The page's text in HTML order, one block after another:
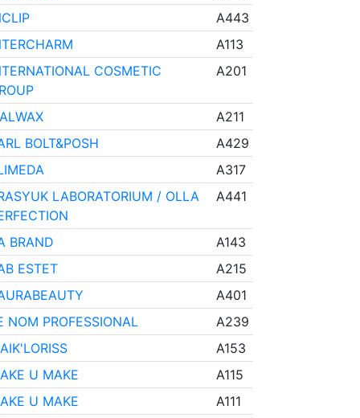
A443
A113
COSMETIC
A201
A211
BOLT&POSH
A429
A317
LABORATORIUM / OLLA
A441
BRAND
A143
ESTET
A215
A401
NOM PROFESSIONAL
A239
A153
U MAKE
A115
U MAKE
A111